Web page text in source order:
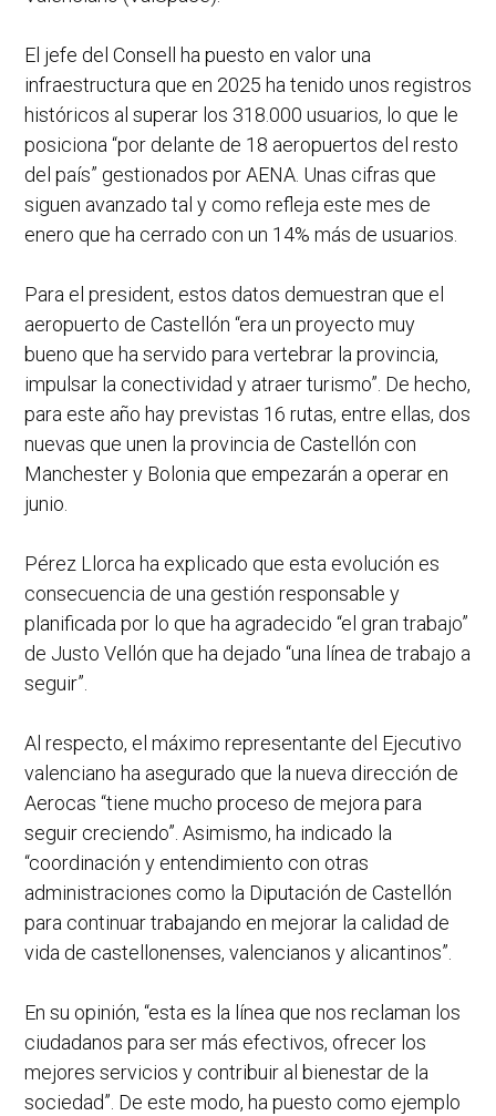
El jefe del Consell ha puesto en valor una
infraestructura que en 2025 ha tenido unos registros
históricos al superar los 318.000 usuarios, lo que le
posiciona “por delante de 18 aeropuertos del resto
del país” gestionados por AENA. Unas cifras que
siguen avanzado tal y como refleja este mes de
enero que ha cerrado con un 14% más de usuarios.
Para el president, estos datos demuestran que el
aeropuerto de Castellón “era un proyecto muy
bueno que ha servido para vertebrar la provincia,
impulsar la conectividad y atraer turismo”. De hecho,
para este año hay previstas 16 rutas, entre ellas, dos
nuevas que unen la provincia de Castellón con
Manchester y Bolonia que empezarán a operar en
junio.
Pérez Llorca ha explicado que esta evolución es
consecuencia de una gestión responsable y
planificada por lo que ha agradecido “el gran trabajo”
de Justo Vellón que ha dejado “una línea de trabajo a
seguir”.
Al respecto, el máximo representante del Ejecutivo
valenciano ha asegurado que la nueva dirección de
Aerocas “tiene mucho proceso de mejora para
seguir creciendo”. Asimismo, ha indicado la
“coordinación y entendimiento con otras
administraciones como la Diputación de Castellón
para continuar trabajando en mejorar la calidad de
vida de castellonenses, valencianos y alicantinos”.
En su opinión, “esta es la línea que nos reclaman los
ciudadanos para ser más efectivos, ofrecer los
mejores servicios y contribuir al bienestar de la
sociedad”. De este modo, ha puesto como ejemplo